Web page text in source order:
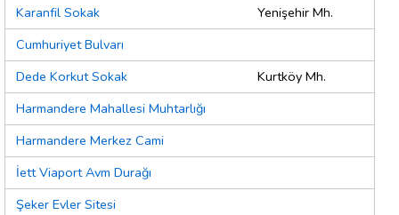
Karanfil Sokak
Yenişehir Mh.
Cumhuriyet Bulvarı
Dede Korkut Sokak
Kurtköy Mh.
Harmandere Mahallesi Muhtarlığı
Harmandere Merkez Cami
İett Viaport Avm Durağı
Şeker Evler Sitesi